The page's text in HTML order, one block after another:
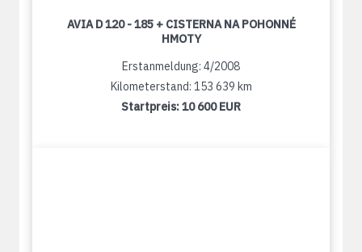
AVIA D 120 - 185 + CISTERNA NA POHONNÉ
HMOTY
Erstanmeldung: 4/2008
Kilometerstand: 153 639 km
Startpreis:10 600 EUR